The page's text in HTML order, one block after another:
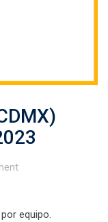
equipo.